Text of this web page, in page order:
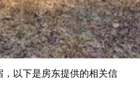
，以下是房东提供的相关信